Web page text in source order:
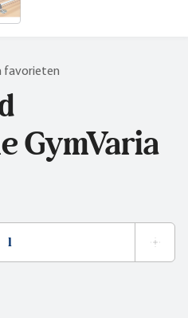
favorieten
GymVaria